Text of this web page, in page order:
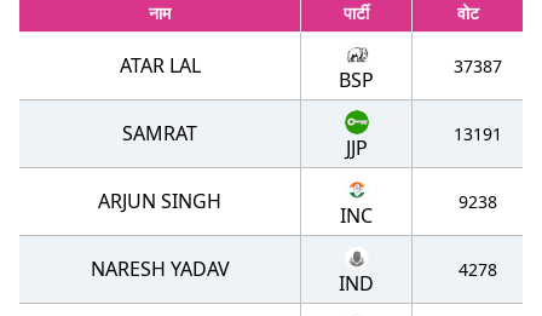
नाम पार्टी वोट
ATAR LAL
BSP
37387
SAMRAT
JJP
13191
ARJUN SINGH
INC
9238
NARESH YADAV
IND
4278